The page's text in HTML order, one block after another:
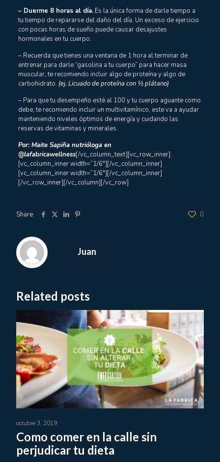
– Duerme 8 horas al día.Es la única forma de darle tiempo a
tu tiempo de repararse del daño del día. Un exceso de ejercicio
con pocas horas de sueño puede causar desajustes
hormonales en tu cuerpo.
– Recuerda que tienes una ventana de 1 hora al terminar de
entrenar para darle “gasolina a tu cuerpo” para hacer masa
muscular, te recomiendo incluir algo de proteína y algo de
carbohidrato. (ej. Licuado de proteína con ½ plátano) .
– Para que tu desempeño esté al 100 y tu cuerpo aguante como
debe, te recomiendo incluir un multivitamínico, este va a ayudar
manteniendo niveles óptimos de energía y cuidando las
reservas de vitaminas y minerales.
Por: Maite Sapiña nutrióloga en
@lafabricawellness[/vc_column_text][vc_row_inner]
[vc_column_inner width=”1/6″][/vc_column_inner]
[vc_column_inner width=”1/6″][/vc_column_inner]
[/vc_row_inner][/vc_column][/vc_row]
Share 0
Juan
Related posts
octubre 3, 2019
Como comer en la calle sin
perjudicar tu dieta